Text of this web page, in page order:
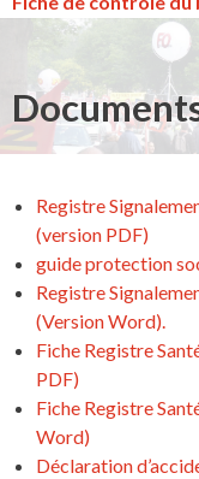
Registre
(version PDF)
guide protection
Registre
(Version Word).
Fiche Registre
PDF)
Fiche Registre
Word)
Déclaration